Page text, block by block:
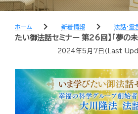
ホーム chevron_right 新着情報 chevron_right 法話・霊
たい御法話セミナー 第26回】「夢の
2024年5月7日 （Last